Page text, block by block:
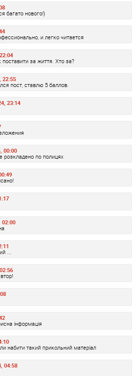
багато нового!)
и легко читается
за життя. Хто за?
22:55
пост, ставлю 5 баллов.
23:14
00:00
розкладено по полицях
02:00
...
інформація
набити такий прикольний матеріал
04:58